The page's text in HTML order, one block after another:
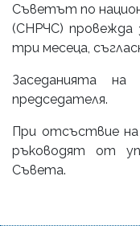
Съветът по
(СНРЧС) провежда
три месеца,
Заседанията
председателя.
При отсъствие на
ръководят от
Съвета.